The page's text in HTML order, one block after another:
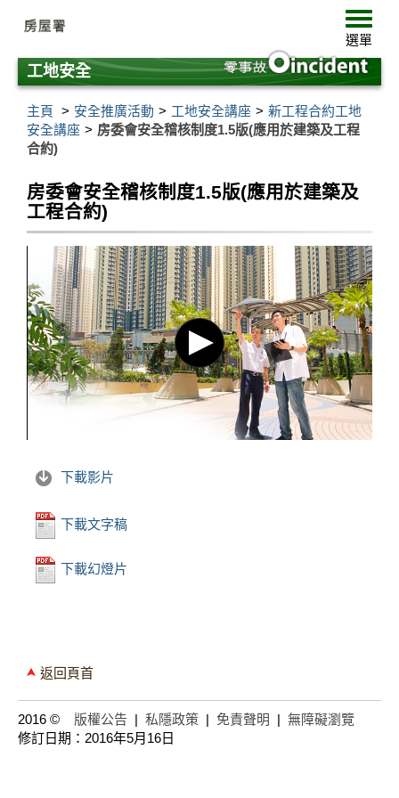
要
內
選
單
選單
工地安全
主頁 安全推廣活動 工地安全講座
新工程合約工地
安全講座
房委會安全稽核制度1.5版(應用於建築及工程
合約)
房委會安全稽核制度1.5版(應用於建築及
工程合約)
下載影片
下載文字稿
下載幻燈片
返回頁首
2016 © 版權公告 | 私隱政策 | 免責聲明 | 無障礙瀏覽
修訂日期：2016年5月16日